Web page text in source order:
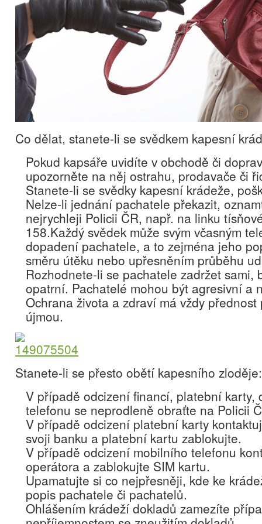
Co dělat, stanete-li se svědkem kapesní
Pokud kapsáře uvidíte v obchodě či
upozorněte na něj ostrahu, prodavače či
Stanete-li se svědky kapesní krádeže,
Nelze-li jednání pachatele překazit,
nejrychleji Policii ČR, např. na linku
158.Každý svědek může svým včasným
dopadení pachatele, a to zejména jeho
směru útěku nebo upřesněním průběhu
Rozhodnete-li se pachatele zadržet sami,
opatrní. Pachatelé mohou být agresivní a
Ochrana života a zdraví má vždy
újmou.
Stanete-li se přesto obětí kapesního zloděje:
V případě odcizení financí, platební karty,
telefonu se neprodleně obraťte na Policii
V případě odcizení platební karty
svoji banku a platební kartu zablokujte.
V případě odcizení mobilního telefonu
operátora a zablokujte SIM kartu.
Upamatujte si co nejpřesněji, kde ke
popis pachatele či pachatelů.
Ohlášením krádeží dokladů zamezíte